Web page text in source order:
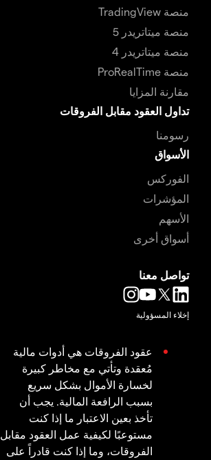
منصة TradingView
منصة ميتاتريدر 5
منصة ميتاتريدر 4
منصة ProRealTime
مقارنة المزايا
تداول العقود مقابل الفروقات
رسومنا
الأسواق
الفوركس
المؤشرات
الأسهم
أسواق أخرى
تواصل معنا
إخلاء المسؤولية
عقود الفروقات هي أدوات مالية
مُعقدة وتأتي مع مخاطر كبيرة
لخسارة الأموال بشكل سريع
بسبب الرافعة المالية. يجب أن
تأخذ بعين الاعتبار ما إذا كنت
مستوعبًا لكيفية عمل العقود مقابل
الفروقات، وما إذا كنت قادراً على